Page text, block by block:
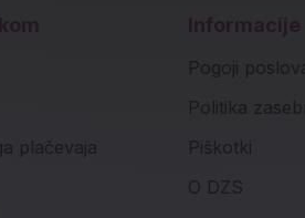
plačevaja
Informacije
Pogoji
Politika
Piškotki
O DZS